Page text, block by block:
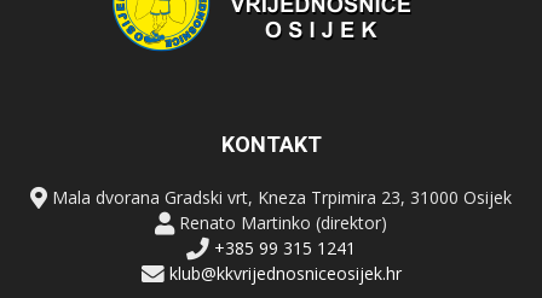
KONTAKT
Mala dvorana Gradski vrt, Kneza Trpimira 23, 31000 Osijek
Renato Martinko (direktor)
+385 99 315 1241
klub@kkvrijednosniceosijek.hr